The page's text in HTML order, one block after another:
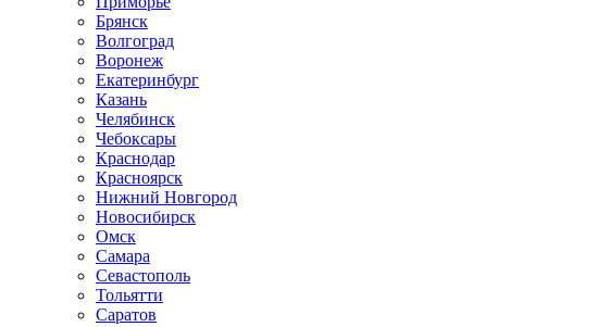
Брянск
Волгоград
Воронеж
Екатеринбург
Казань
Челябинск
Чебоксары
Краснодар
Красноярск
Нижний Новгород
Новосибирск
Омск
Самара
Севастополь
Тольятти
Саратов